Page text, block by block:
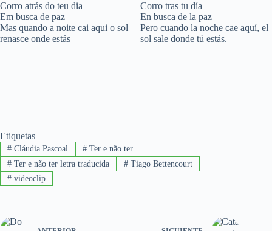
Corro atrás do teu dia
Em busca de paz
Mas quando a noite cai aqui o sol
renasce onde estás
Corro tras tu día
En busca de la paz
Pero cuando la noche cae aquí, el
sol sale donde tú estás.
Etiquetas
#Cláudia Pascoal #Ter e não ter
#Ter e não ter letra traducida #Tiago Bettencourt
#videoclip